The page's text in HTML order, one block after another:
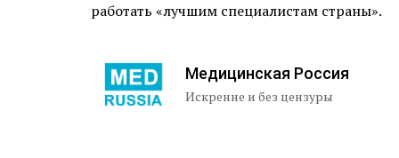
работать «лучшим специалистам страны».
Медицинская Россия
Искренне и без цензуры